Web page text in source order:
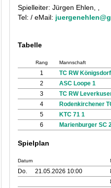
Spielleiter: Jürgen Ehlen, ,
Tel: / eMail:
Tabelle
Rang Mannschaft
1
TC RW
2
ASC Loope 1
3
TC RW
4
Rodenkirchener
5
KTC 71 1
6
Marienburger SC
Spielplan
Datum
Do. 21.05.2026 10:00